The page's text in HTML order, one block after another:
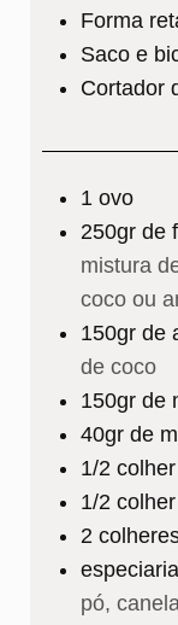
Forma
Saco e
Cortador
1 ovo
250gr de
mistura
coco ou
150gr de
de coco
150gr de
40gr de
1/2
1/2
2
pó,